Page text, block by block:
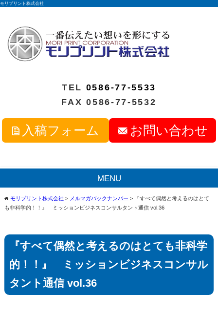
モリプリント株式会社
TEL 0586-77-5533
FAX 0586-77-5532
入稿フォーム お問い合わせ
MENU
homeモリプリント株式会社 > メルマガバックナンバー >
『すべて偶然と考えるのはとて
も非科学的！！』 ミッションビジネスコンサルタント通信 vol.36
『すべて偶然と考えるのはとても非科学
的！！』 ミッションビジネスコンサル
タント通信 vol.36